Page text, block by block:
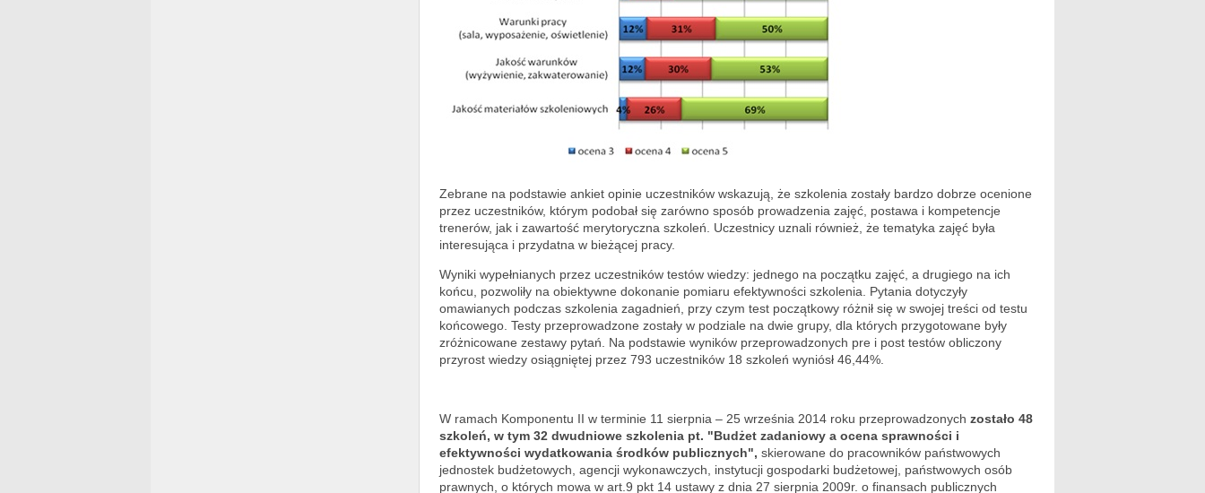
Zebrane na podstawie ankiet opinie uczestników wskazują, że szkolenia zostały bardzo dobrze ocenione
przez uczestników, którym podobał się zarówno sposób prowadzenia zajęć, postawa i kompetencje
trenerów, jak i zawartość merytoryczna szkoleń. Uczestnicy uznali również, że tematyka zajęć była
interesująca i przydatna w bieżącej pracy.
Wyniki wypełnianych przez uczestników testów wiedzy: jednego na początku zajęć, a drugiego na ich
końcu, pozwoliły na obiektywne dokonanie pomiaru efektywności szkolenia. Pytania dotyczyły
omawianych podczas szkolenia zagadnień, przy czym test początkowy różnił się w swojej treści od testu
końcowego. Testy przeprowadzone zostały w podziale na dwie grupy, dla których przygotowane były
zróżnicowane zestawy pytań. Na podstawie wyników przeprowadzonych pre i post testów obliczony
przyrost wiedzy osiągniętej przez 793 uczestników 18 szkoleń wyniósł 46,44%.
W ramach Komponentu II w terminie 11 sierpnia – 25 września 2014 roku przeprowadzonych zostało 48
szkoleń, w tym 32 dwudniowe szkolenia pt. "Budżet zadaniowy a ocena sprawności i
efektywności wydatkowania środków publicznych", skierowane do pracowników państwowych
jednostek budżetowych, agencji wykonawczych, instytucji gospodarki budżetowej, państwowych osób
prawnych, o których mowa w art.9 pkt 14 ustawy z dnia 27 sierpnia 2009r. o finansach publicznych